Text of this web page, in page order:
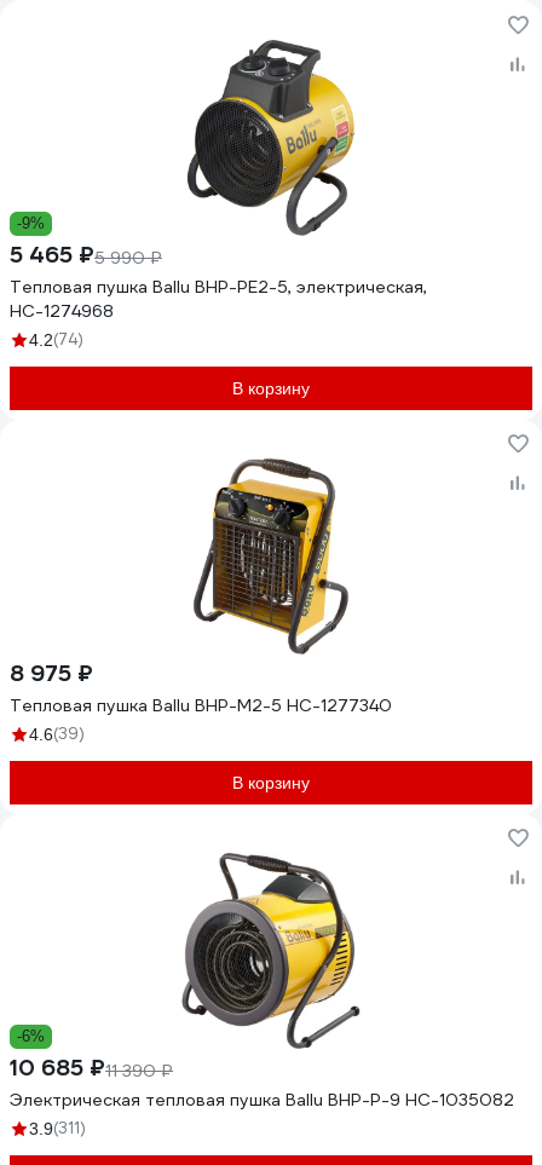
-9%
5 465 ₽5 990 ₽
Тепловая пушка Ballu BHP-PE2-5, электрическая,
НС-1274968
4.2(74)
В корзину
8 975 ₽
Тепловая пушка Ballu BHP-M2-5 НС-1277340
4.6(39)
В корзину
-6%
10 685 ₽11 390 ₽
Электрическая тепловая пушка Ballu BHP-P-9 НС-1035082
3.9(311)